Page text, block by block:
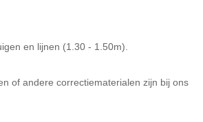
en lijnen (1.30 - 1.50m).
of andere correctiematerialen zijn bij ons